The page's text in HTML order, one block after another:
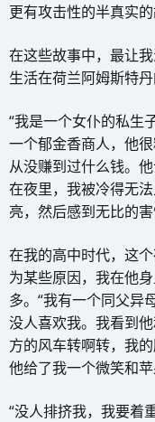
更有攻击性的半真实的
在这些故事中，最让
生活在荷兰阿姆斯特丹
“我是一个女仆的私生
一个郁金香商人，他
从没赚到过什么钱。
在夜里，我被冷得无
亮，然后感到无比的
在我的高中时代，这
为某些原因，我在他
多。“我有一个同父异
没人喜欢我。我看到
方的风车转啊转，我
他给了我一个微笑和
“没人排挤我，我要着